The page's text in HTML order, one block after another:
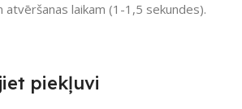
laikam (1-1,5 sekundes).
piekļuvi